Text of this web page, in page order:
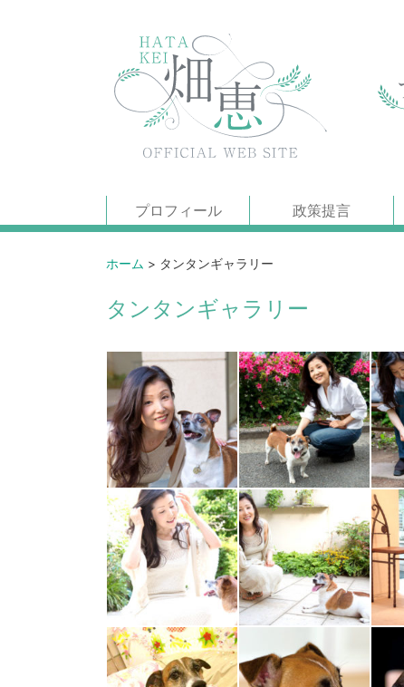
プロフィール 政策提言
ホーム > タンタンギャラリー
タンタンギャラリー